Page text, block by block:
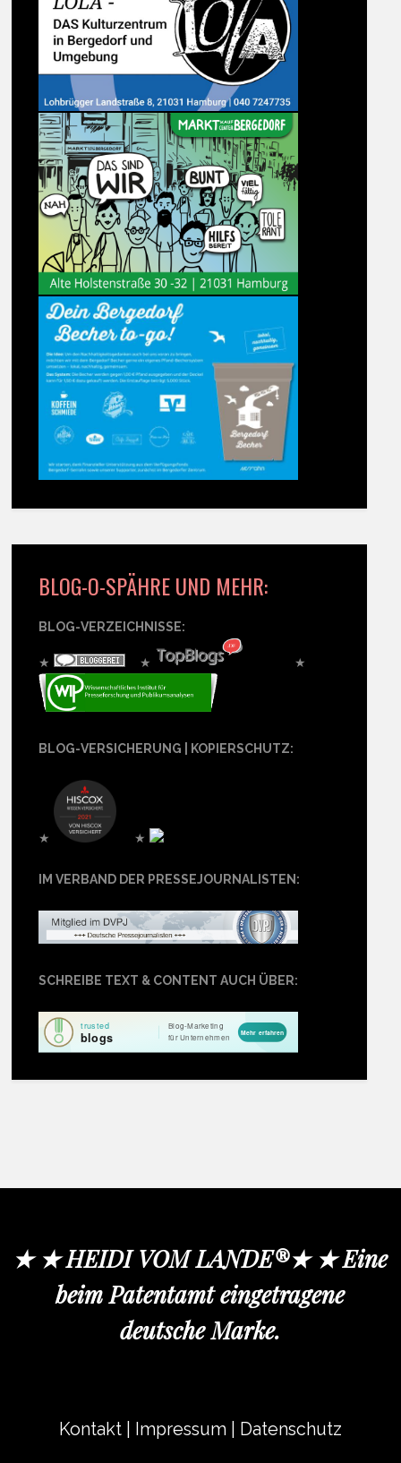
BLOG-O-SPÄHRE UND MEHR:
BLOG-VERZEICHNISSE:
★ ★ ★
BLOG-VERSICHERUNG | KOPIERSCHUTZ:
★ ★
IM VERBAND DER PRESSEJOURNALISTEN:
SCHREIBE TEXT & CONTENT AUCH ÜBER:
★ ★ HEIDI VOM LANDE®★ ★ Eine
beim Patentamt eingetragene
deutsche Marke.
Kontakt Impressum Datenschutz